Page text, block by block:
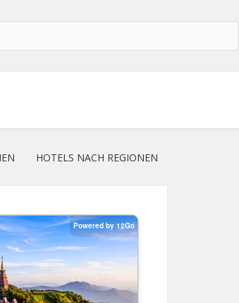
HOTELS NACH REGIONEN